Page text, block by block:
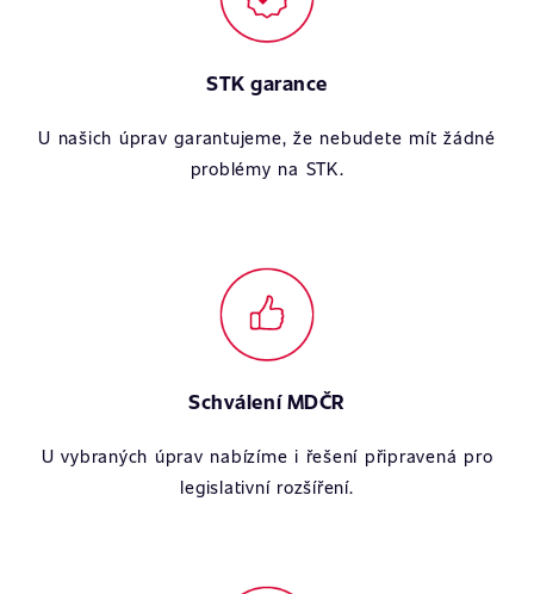
STK garance
U našich úprav garantujeme, že nebudete mít žádné
problémy na STK.
Schválení MDČR
U vybraných úprav nabízíme i řešení připravená pro
legislativní rozšíření.